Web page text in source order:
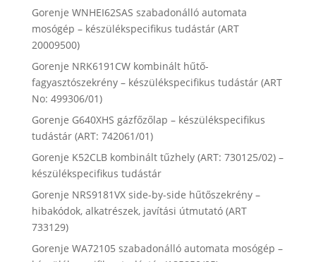
Gorenje WNHEI62SAS szabadonálló automata
mosógép – készülékspecifikus tudástár (ART
20009500)
Gorenje NRK6191CW kombinált hűtő-
fagyasztószekrény – készülékspecifikus tudástár (ART
No: 499306/01)
Gorenje G640XHS gázfőzőlap – készülékspecifikus
tudástár (ART: 742061/01)
Gorenje K52CLB kombinált tűzhely (ART: 730125/02) –
készülékspecifikus tudástár
Gorenje NRS9181VX side-by-side hűtőszekrény –
hibakódok, alkatrészek, javítási útmutató (ART
733129)
Gorenje WA72105 szabadonálló automata mosógép –